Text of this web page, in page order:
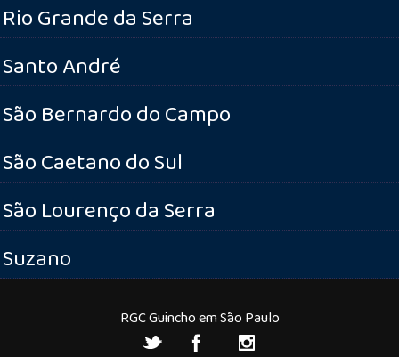
Rio Grande da Serra
Santo André
São Bernardo do Campo
São Caetano do Sul
São Lourenço da Serra
Suzano
RGC Guincho em São Paulo